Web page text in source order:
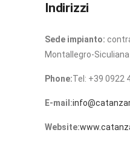
Indirizzi
Sede impianto:
Montallegro-Siculiana
Phone:Tel: +39 0922
E-mail:
Website: